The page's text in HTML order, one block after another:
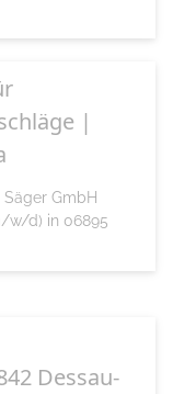
|
GmbH
w/d) in 06895
Dessau-